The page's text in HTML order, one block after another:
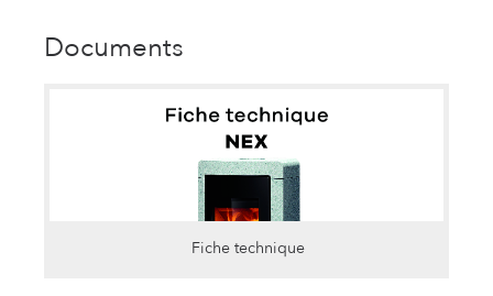
Documents
Fiche technique